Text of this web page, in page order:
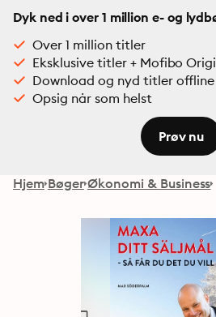
Dyk ned i over 1 million e- og
Over 1 million titler
Eksklusive titler + Mofibo
Download og nyd titler offline
Opsig når som helst
Prøv nu
Hjem Bøger Økonomi & Business